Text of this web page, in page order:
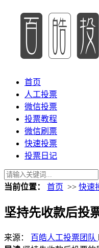
首页
人工投票
微信投票
投票教程
微信刷票
快速投票
投票日记
当前位置： 首页 >> 快速
坚持先收款后投
来源： 百皓人工投票团队